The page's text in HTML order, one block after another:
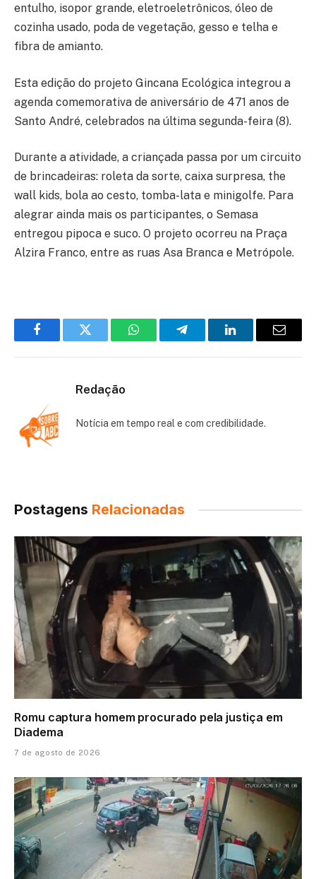
entulho, isopor grande, eletroeletrônicos, óleo de
cozinha usado, poda de vegetação, gesso e telha e
fibra de amianto.
Esta edição do projeto Gincana Ecológica integrou a
agenda comemorativa de aniversário de 471 anos de
Santo André, celebrados na última segunda-feira (8).
Durante a atividade, a criançada passa por um circuito
de brincadeiras: roleta da sorte, caixa surpresa, the
wall kids, bola ao cesto, tomba-lata e minigolfe. Para
alegrar ainda mais os participantes, o Semasa
entregou pipoca e suco. O projeto ocorreu na Praça
Alzira Franco, entre as ruas Asa Branca e Metrópole.
FacebookTwitter WhatsAppTelegramLinkedInEmail
Redação
Notícia em tempo real e com credibilidade.
Postagens Relacionadas
Romu captura homem procurado pela justiça em
Diadema
7 de agosto de 2026